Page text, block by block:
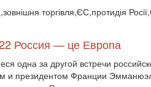
торгівля,ЄС,протидія
Россия — це Европа
одна за другой встречи
и президентом Франции